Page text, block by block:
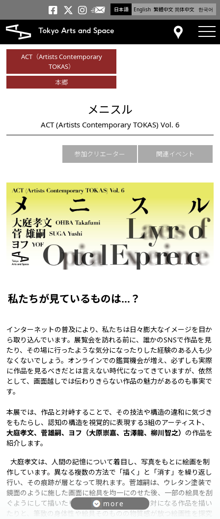
日本語 English 繁體中文 简体中文 한국어
トーキョーアーツアンド
トーキョーアーツアンド
トーキョーアーツア
メールニュース
アクセス
ACT（Artists Contemporary
TOKAS）
本郷
メニスル
ACT (Artists Contemporary TOKAS) Vol. 6
関連イベント
参加クリエーター
私たちが見ているものは…？
インターネットの普及により、私たちは日々膨大なイメージを目か
ら取り込んでいます。展覧会を訪れる前に、誰かのSNSで作品を見
たり、その場に行ったような気分になったりした経験のある人も少
なくないでしょう。オンラインでの鑑賞機会が増え、必ずしも実際
に作品を見るべきだとは言えない時代になってきていますが、依然
として、画面越しでは伝わりきらない作品の魅力があるのも事実で
す。
本展では、作品と対峙することで、その技法や構造の違和に気づき
をもたらし、認知の構造を視覚的に表現する3組のアーティスト、
大庭孝文、菅雄嗣、ヨフ（大原崇嘉、古澤龍、柳川智之） の作品を
紹介します。
大庭孝文は、人間の記憶について着目し、写真をもとに絵画を制
作しています。異なる複数の方法で「描く」と「消す」を繰り返し
行い、その痕跡が層となって現れます。菅雄嗣は、ウレタン塗装で
鏡面のように施した画面に絵具を均一にのせた後、一部の絵具を刮
ぐようにして描いたり、その削り取った絵具で対になる作品を描い
たりと、筆致の身体性や絵具そのものの物質感が放つ絵画性を探究